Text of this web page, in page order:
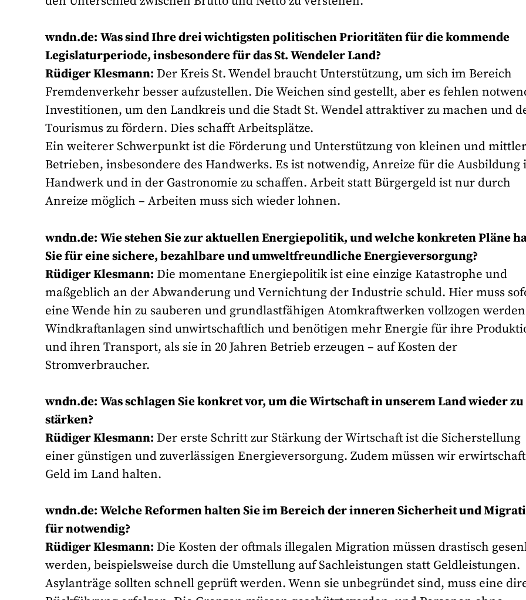
wndn.de: Was sind Ihre drei wichtigsten politischen Prioritäten für die kommende
Legislaturperiode, insbesondere für das St. Wendeler Land?
Rüdiger Klesmann: Der Kreis St. Wendel braucht Unterstützung, um sich im Bereich
Fremdenverkehr besser aufzustellen. Die Weichen sind gestellt, aber es fehlen
Investitionen, um den Landkreis und die Stadt St. Wendel attraktiver zu machen und
Tourismus zu fördern. Dies schafft Arbeitsplätze.
Ein weiterer Schwerpunkt ist die Förderung und Unterstützung von kleinen und
Betrieben, insbesondere des Handwerks. Es ist notwendig, Anreize für die Ausbildung
Handwerk und in der Gastronomie zu schaffen. Arbeit statt Bürgergeld ist nur durch
Anreize möglich – Arbeiten muss sich wieder lohnen.
wndn.de: Wie stehen Sie zur aktuellen Energiepolitik, und welche konkreten Pläne
Sie für eine sichere, bezahlbare und umweltfreundliche Energieversorgung?
Rüdiger Klesmann: Die momentane Energiepolitik ist eine einzige Katastrophe und
maßgeblich an der Abwanderung und Vernichtung der Industrie schuld. Hier muss
eine Wende hin zu sauberen und grundlastfähigen Atomkraftwerken vollzogen
Windkraftanlagen sind unwirtschaftlich und benötigen mehr Energie für ihre
und ihren Transport, als sie in 20 Jahren Betrieb erzeugen – auf Kosten der
Stromverbraucher.
wndn.de: Was schlagen Sie konkret vor, um die Wirtschaft in unserem Land wieder zu
stärken?
Rüdiger Klesmann: Der erste Schritt zur Stärkung der Wirtschaft ist die Sicherstellung
einer günstigen und zuverlässigen Energieversorgung. Zudem müssen wir
Geld im Land halten.
wndn.de: Welche Reformen halten Sie im Bereich der inneren Sicherheit und
für notwendig?
Rüdiger Klesmann: Die Kosten der oftmals illegalen Migration müssen drastisch
werden, beispielsweise durch die Umstellung auf Sachleistungen statt Geldleistungen.
Asylanträge sollten schnell geprüft werden. Wenn sie unbegründet sind, muss eine